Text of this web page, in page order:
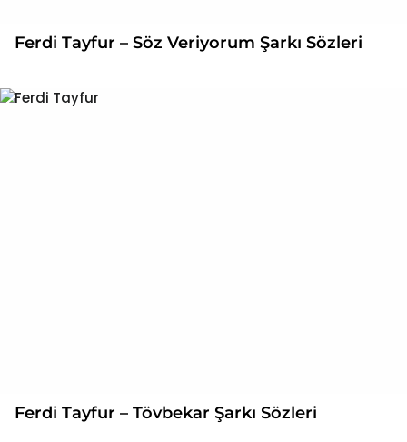
Ferdi Tayfur – Söz Veriyorum Şarkı Sözleri
Ferdi Tayfur – Tövbekar Şarkı Sözleri